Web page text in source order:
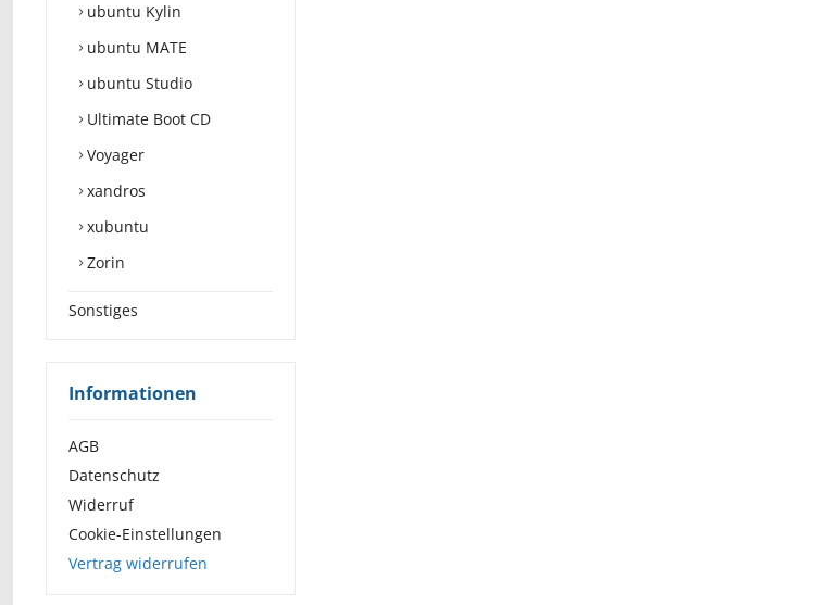
ubuntu Kylin
ubuntu MATE
ubuntu Studio
Ultimate Boot CD
Voyager
xandros
xubuntu
Zorin
Sonstiges
Informationen
AGB
Datenschutz
Widerruf
Cookie-Einstellungen
Vertrag widerrufen